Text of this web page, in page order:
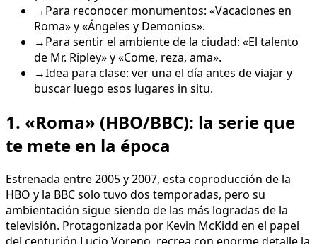
→Para reconocer monumentos: «Vacaciones en
Roma» y «Ángeles y Demonios».
→Para sentir el ambiente de la ciudad: «El talento
de Mr. Ripley» y «Come, reza, ama».
→Idea para clase: ver una el día antes de viajar y
buscar luego esos lugares in situ.
1. «Roma» (HBO/BBC): la serie que
te mete en la época
Estrenada entre 2005 y 2007, esta coproducción de la
HBO y la BBC solo tuvo dos temporadas, pero su
ambientación sigue siendo de las más logradas de la
televisión. Protagonizada por Kevin McKidd en el papel